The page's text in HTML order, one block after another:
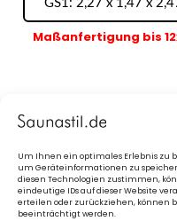
Um Ihnen ein optimales Erlebnis zu
um Geräteinformationen zu
diesen Technologien zustimmen,
eindeutige IDs auf dieser Website
erteilen oder zurückziehen, können
beeinträchtigt werden.
Maßanfertigung bis
2.